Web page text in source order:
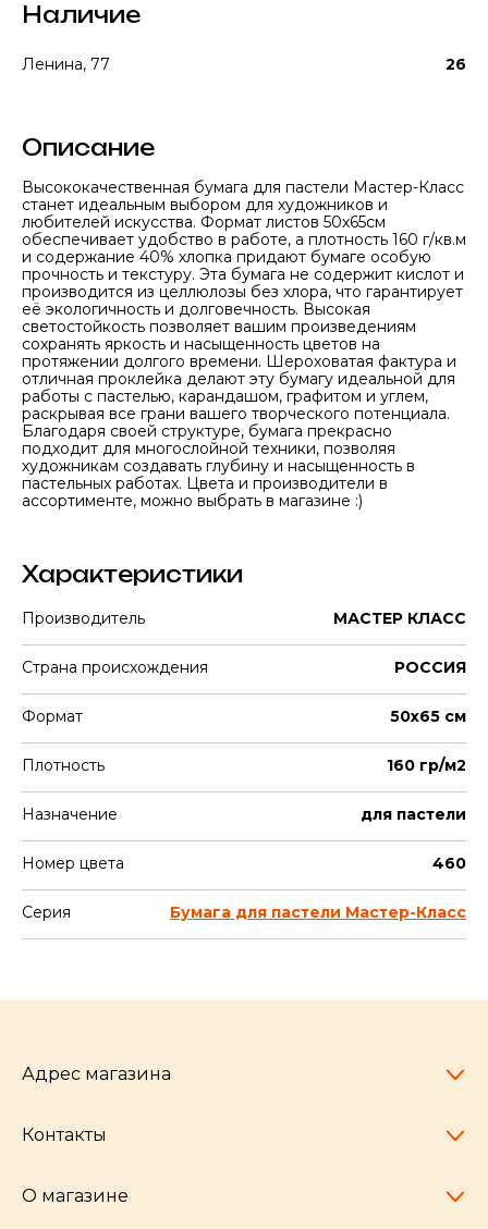
Наличие
Ленина, 77 26
Описание
Высококачественная бумага для пастели Мастер-Класс
станет идеальным выбором для художников и
любителей искусства. Формат листов 50x65см
обеспечивает удобство в работе, а плотность 160 г/кв.м
и содержание 40% хлопка придают бумаге особую
прочность и текстуру. Эта бумага не содержит кислот и
производится из целлюлозы без хлора, что гарантирует
её экологичность и долговечность. Высокая
светостойкость позволяет вашим произведениям
сохранять яркость и насыщенность цветов на
протяжении долгого времени. Шероховатая фактура и
отличная проклейка делают эту бумагу идеальной для
работы с пастелью, карандашом, графитом и углем,
раскрывая все грани вашего творческого потенциала.
Благодаря своей структуре, бумага прекрасно
подходит для многослойной техники, позволяя
художникам создавать глубину и насыщенность в
пастельных работах. Цвета и производители в
ассортименте, можно выбрать в магазине :)
Характеристики
Производитель МАСТЕР КЛАСС
Страна происхождения РОССИЯ
Формат 50х65 см
Плотность 160 гр/м2
Назначение для пастели
Номер цвета 460
Серия Бумага для пастели Мастер-Класс
Адрес магазина
Челябинск,
Контакты
pocherkartshop@mail.ru
О магазине